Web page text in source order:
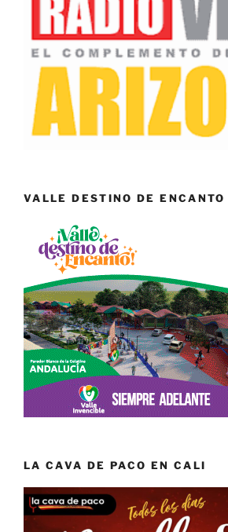
VALLE DESTINO DE ENCANTO
LA CAVA DE PACO EN CALI